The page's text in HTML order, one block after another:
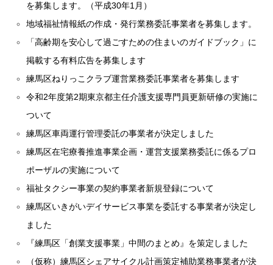
を募集します。（平成30年1月）
地域福祉情報紙の作成・発行業務委託事業者を募集します。
「高齢期を安心して過ごすための住まいのガイドブック」に
掲載する有料広告を募集します
練馬区ねりっこクラブ運営業務委託事業者を募集します
令和2年度第2期東京都主任介護支援専門員更新研修の実施に
ついて
練馬区車両運行管理委託の事業者が決定しました
練馬区在宅療養推進事業企画・運営支援業務委託に係るプロ
ポーザルの実施について
福祉タクシー事業の契約事業者新規登録について
練馬区いきがいデイサービス事業を委託する事業者が決定し
ました
『練馬区「創業支援事業」中間のまとめ』を策定しました
（仮称）練馬区シェアサイクル計画策定補助業務事業者が決